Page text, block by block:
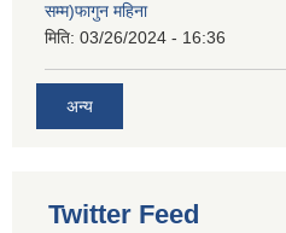
सम्म)फागुन महिना
मिति: 03/26/2024 - 16:36
अन्य
Twitter Feed